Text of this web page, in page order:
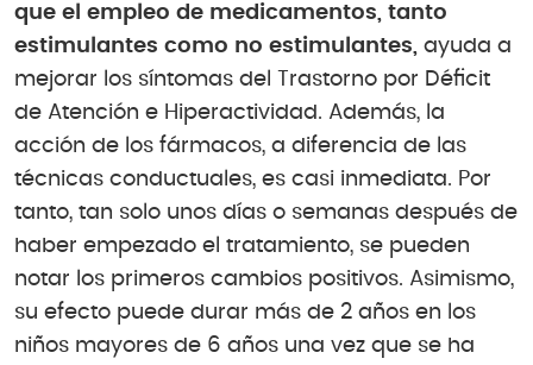
que el empleo de medicamentos, tanto
estimulantes como no estimulantes, ayuda a
mejorar los síntomas del Trastorno por Déficit
de Atención e Hiperactividad. Además, la
acción de los fármacos, a diferencia de las
técnicas conductuales, es casi inmediata. Por
tanto, tan solo unos días o semanas después de
haber empezado el tratamiento, se pueden
notar los primeros cambios positivos. Asimismo,
su efecto puede durar más de 2 años en los
niños mayores de 6 años una vez que se ha